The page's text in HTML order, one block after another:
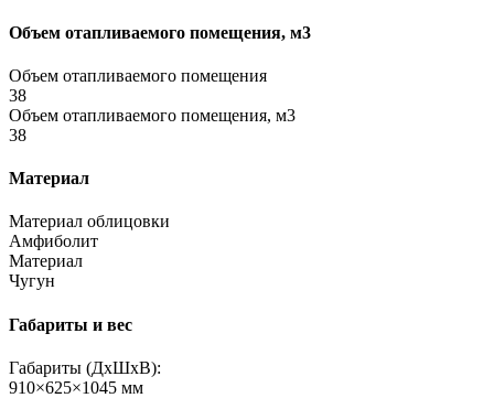
Объем отапливаемого помещения, м3
Объем отапливаемого помещения
38
Объем отапливаемого помещения, м3
38
Материал
Материал облицовки
Амфиболит
Материал
Чугун
Габариты и вес
Габариты (ДхШхВ):
910×625×1045 мм